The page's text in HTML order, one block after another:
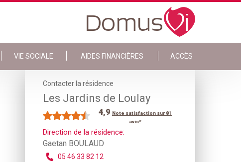
VIE SOCIALE AIDES FINANCIÈRES ACCÈS
Contacter la résidence
Les Jardins de Loulay
4,9 Note satisfaction sur 81
avis*
Direction de la résidence:
Gaetan BOULAUD
05 46 33 82 12